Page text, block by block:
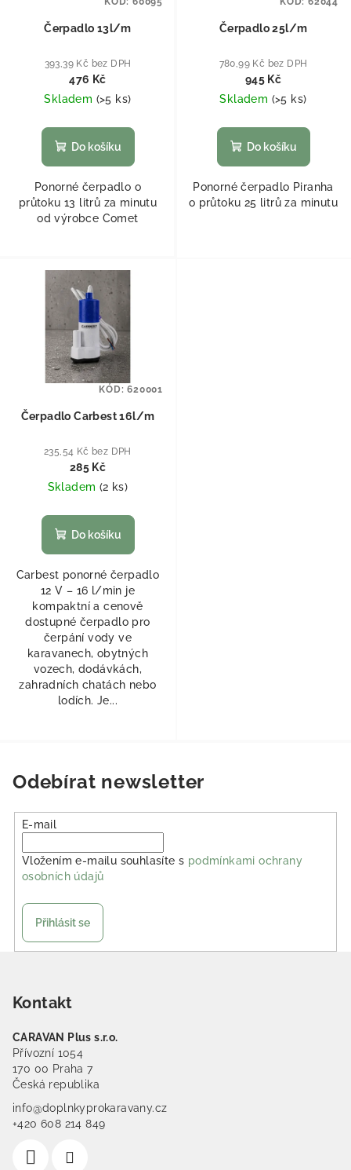
Čerpadlo 13l/m
393,39 Kč bez DPH
476 Kč
Skladem (>5 ks)
Do košíku
Ponorné čerpadlo o
průtoku 13 litrů za minutu
od výrobce Comet
Čerpadlo 25l/m
780,99 Kč bez DPH
945 Kč
Skladem (>5 ks)
Do košíku
Ponorné čerpadlo Piranha
o průtoku 25 litrů za minutu
Čerpadlo Carbest 16l/m
235,54 Kč bez DPH
285 Kč
Skladem (2 ks)
Do košíku
Carbest ponorné čerpadlo
12 V – 16 l/min je
kompaktní a cenově
dostupné čerpadlo pro
čerpání vody ve
karavanech, obytných
vozech, dodávkách,
zahradních chatách nebo
lodích. Je...
KÓD:620001
Odebírat newsletter
E-mail
Vložením e-mailu souhlasíte s podmínkami ochrany
osobních údajů
Přihlásit se
Kontakt
CARAVAN Plus s.r.o.
Přívozní 1054
170 00 Praha 7
Česká republika
info@doplnkyprokaravany.cz
+420 608 214 849